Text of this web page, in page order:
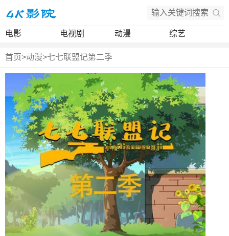
电影 电视剧 动漫 综艺
首页>动漫>七七联盟记第二季